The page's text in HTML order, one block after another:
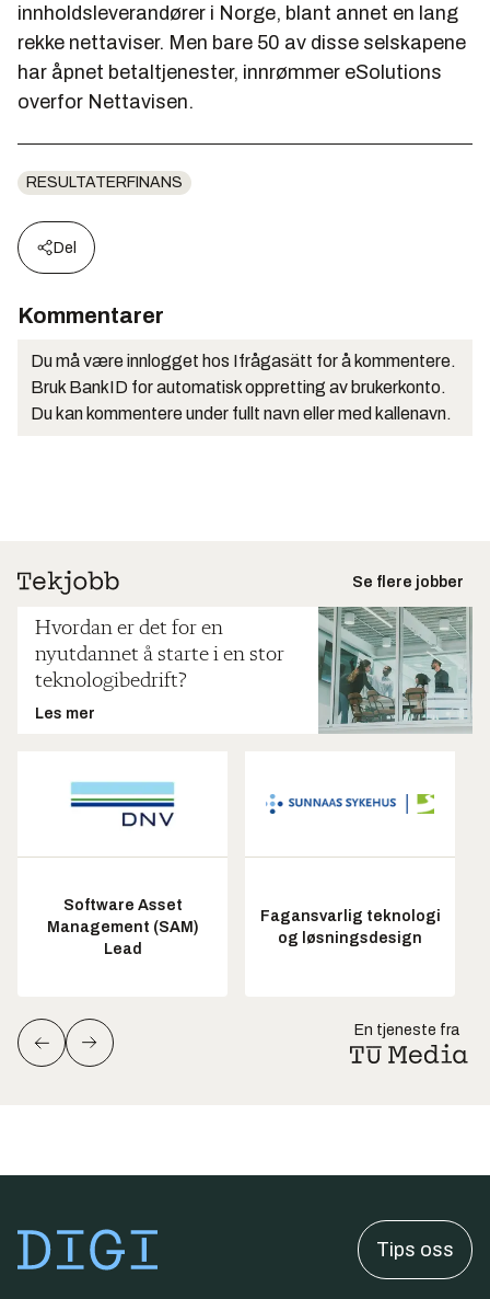
innholdsleverandører i Norge, blant annet en lang
rekke nettaviser. Men bare 50 av disse selskapene
har åpnet betaltjenester, innrømmer eSolutions
overfor Nettavisen.
RESULTATERFINANS
Del
Kommentarer
Du må være innlogget hos Ifrågasätt for å kommentere.
Bruk BankID for automatisk oppretting av brukerkonto.
Du kan kommentere under fullt navn eller med kallenavn.
Se flere jobber
Hvordan er det for en
nyutdannet å starte i en stor
teknologibedrift?
Les mer
Software Asset
Management (SAM)
Lead
Fagansvarlig teknologi
og løsningsdesign
En tjeneste fra
Tips oss